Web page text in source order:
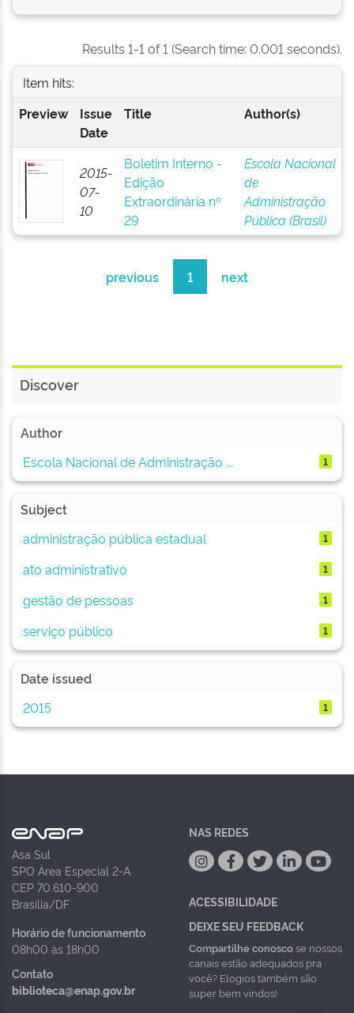
Results 1-1 of 1 (Search time: 0.001 seconds).
Item hits:
Preview
Issue
Date
Title Author(s)
2015-
07-
10
Boletim Interno -
Edição
Extraordinária nº
29
Escola Nacional
de
Administração
Pública (Brasil)
previous 1 next
Discover
Author
Escola Nacional de Administração ...
1
Subject
administração pública estadual
1
ato administrativo 1
gestão de pessoas 1
serviço público 1
Date issued
2015
1
Asa Sul
SPO Área Especial 2-A
CEP 70.610-900
Brasília/DF
Horário de funcionamento
08h00 às 18h00
Contato
biblioteca@enap.gov.br
NAS REDES
ACESSIBILIDADE
DEIXE SEU FEEDBACK
Compartilhe conoscose nossos
canais estão adequados pra
você? Elogios também são
super bem vindos!